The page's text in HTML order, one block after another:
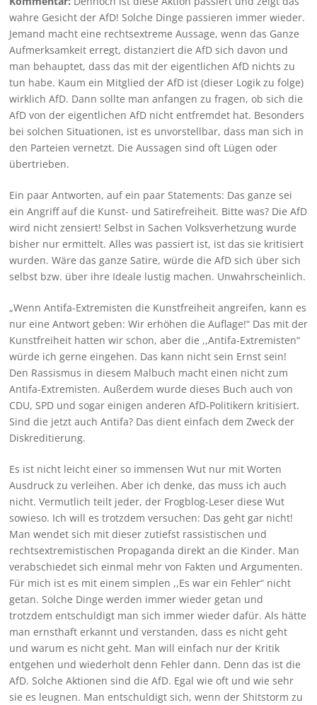
wahre Gesicht der AfD! Solche Dinge passieren immer wieder.
Jemand macht eine rechtsextreme Aussage, wenn das Ganze
Aufmerksamkeit erregt, distanziert die AfD sich davon und
man behauptet, dass das mit der eigentlichen AfD nichts zu
tun habe. Kaum ein Mitglied der AfD ist (dieser Logik zu folge)
wirklich AfD. Dann sollte man anfangen zu fragen, ob sich die
AfD von der eigentlichen AfD nicht entfremdet hat. Besonders
bei solchen Situationen, ist es unvorstellbar, dass man sich in
den Parteien vernetzt. Die Aussagen sind oft Lügen oder
übertrieben.
Ein paar Antworten, auf ein paar Statements: Das ganze sei
ein Angriff auf die Kunst- und Satirefreiheit. Bitte was? Die AfD
wird nicht zensiert! Selbst in Sachen Volksverhetzung wurde
bisher nur ermittelt. Alles was passiert ist, ist das sie kritisiert
wurden. Wäre das ganze Satire, würde die AfD sich über sich
selbst bzw. über ihre Ideale lustig machen. Unwahrscheinlich.
„Wenn Antifa-Extremisten die Kunstfreiheit angreifen, kann es
nur eine Antwort geben: Wir erhöhen die Auflage!“ Das mit der
Kunstfreiheit hatten wir schon, aber die ,,Antifa-Extremisten“
würde ich gerne eingehen. Das kann nicht sein Ernst sein!
Den Rassismus in diesem Malbuch macht einen nicht zum
Antifa-Extremisten. Außerdem wurde dieses Buch auch von
CDU, SPD und sogar einigen anderen AfD-Politikern kritisiert.
Sind die jetzt auch Antifa? Das dient einfach dem Zweck der
Diskreditierung.
Es ist nicht leicht einer so immensen Wut nur mit Worten
Ausdruck zu verleihen. Aber ich denke, das muss ich auch
nicht. Vermutlich teilt jeder, der Frogblog-Leser diese Wut
sowieso. Ich will es trotzdem versuchen: Das geht gar nicht!
Man wendet sich mit dieser zutiefst rassistischen und
rechtsextremistischen Propaganda direkt an die Kinder. Man
verabschiedet sich einmal mehr von Fakten und Argumenten.
Für mich ist es mit einem simplen ,,Es war ein Fehler“ nicht
getan. Solche Dinge werden immer wieder getan und
trotzdem entschuldigt man sich immer wieder dafür. Als hätte
man ernsthaft erkannt und verstanden, dass es nicht geht
und warum es nicht geht. Man will einfach nur der Kritik
entgehen und wiederholt denn Fehler dann. Denn das ist die
AfD. Solche Aktionen sind die AfD. Egal wie oft und wie sehr
sie es leugnen. Man entschuldigt sich, wenn der Shitstorm zu